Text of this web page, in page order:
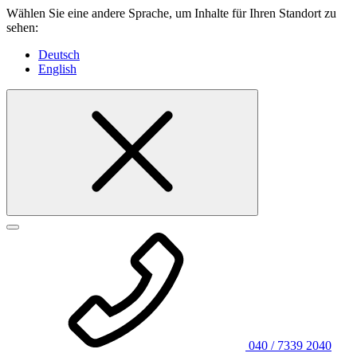
Wählen Sie eine andere Sprache, um Inhalte für Ihren Standort zu
sehen:
Deutsch
English
040 / 7339 2040